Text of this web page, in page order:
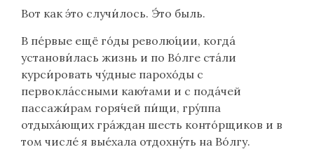
Вот как э́то случи́лось. Э́то быль.
В пéрвые ещё гóды револю́ции, когдá
установи́лась жизнь и по Вóлге стáли
курси́ровать чу́дные парохóды с
первоклáссными каю́тами и с подáчей
пассажи́рам горя́чей пи́щи, гру́ппа
отдыхáющих грáждан шесть контóрщиков и в
том числé я выéхала отдохну́ть на Вóлгу.